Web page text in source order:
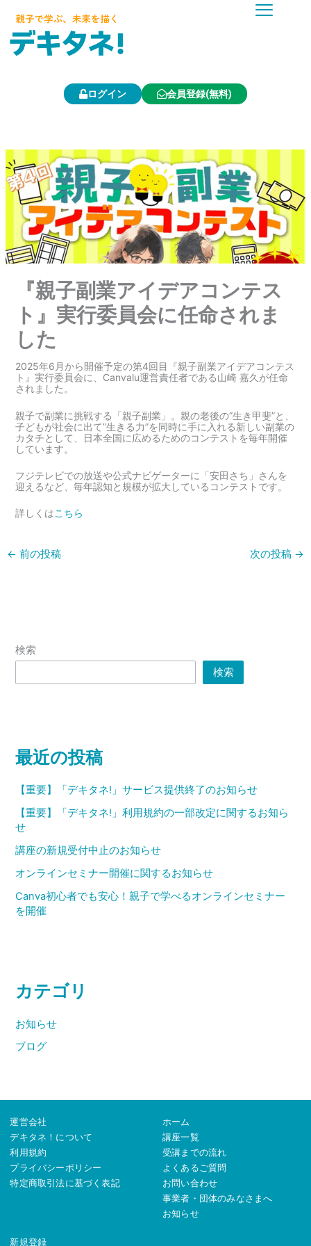
ログイン 会員登録(無料)
『親子副業アイデアコンテス
ト』実行委員会に任命されま
した
2025年6月から開催予定の第4回目『親子副業アイデアコンテス
ト』実行委員会に、Canvalu運営責任者である山崎 嘉久が任命
されました。
親子で副業に挑戦する「親子副業」。親の老後の”生き甲斐”と、
子どもが社会に出て”生きる力”を同時に手に入れる新しい副業の
カタチとして、日本全国に広めるためのコンテストを毎年開催
しています。
フジテレビでの放送や公式ナビゲーターに「安田さち」さんを
迎えるなど、毎年認知と規模が拡大しているコンテストです。
詳しくはこちら
← 前の投稿 次の投稿 →
検索
検索
最近の投稿
【重要】「デキタネ!」サービス提供終了のお知らせ
【重要】「デキタネ!」利用規約の一部改定に関するお知ら
せ
講座の新規受付中止のお知らせ
オンラインセミナー開催に関するお知らせ
Canva初心者でも安心！親子で学べるオンラインセミナー
を開催
カテゴリ
お知らせ
ブログ
運営会社
デキタネ！について
利用規約
プライバシーポリシー
特定商取引法に基づく表記
ホーム
講座一覧
受講までの流れ
よくあるご質問
お問い合わせ
事業者・団体のみなさまへ
お知らせ
新規登録